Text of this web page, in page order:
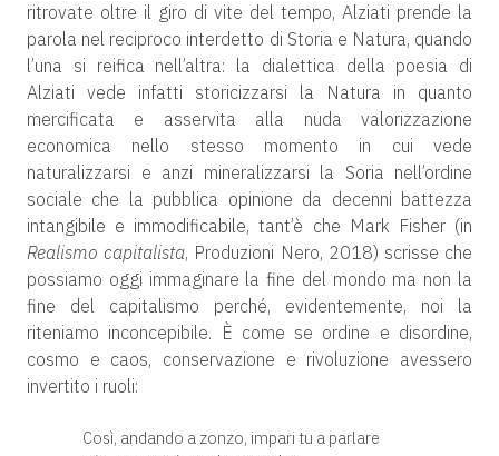
ritrovate oltre il giro di vite del tempo, Alziati prende la
parola nel reciproco interdetto di Storia e Natura, quando
l’una si reifica nell’altra: la dialettica della poesia di
Alziati vede infatti storicizzarsi la Natura in quanto
mercificata e asservita alla nuda valorizzazione
economica nello stesso momento in cui vede
naturalizzarsi e anzi mineralizzarsi la Soria nell’ordine
sociale che la pubblica opinione da decenni battezza
intangibile e immodificabile, tant’è che Mark Fisher (in
Realismo capitalista, Produzioni Nero, 2018) scrisse che
possiamo oggi immaginare la fine del mondo ma non la
fine del capitalismo perché, evidentemente, noi la
riteniamo inconcepibile. È come se ordine e disordine,
cosmo e caos, conservazione e rivoluzione avessero
invertito i ruoli:
Così, andando a zonzo, impari tu a parlare